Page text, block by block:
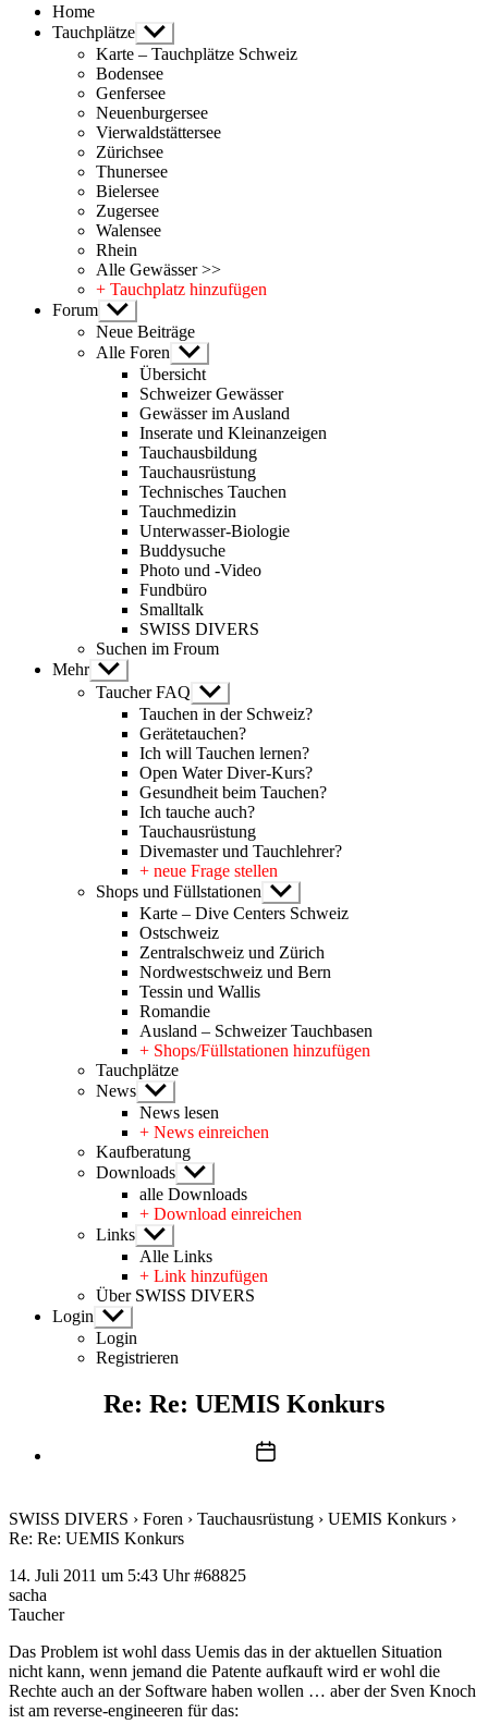
Home
Tauchplätze Untermenü
anzeigen
Karte – Tauchplätze Schweiz
Bodensee
Genfersee
Neuenburgersee
Vierwaldstättersee
Zürichsee
Thunersee
Bielersee
Zugersee
Walensee
Rhein
Alle Gewässer >>
+ Tauchplatz hinzufügen
Forum Untermenü
anzeigen
Neue Beiträge
Alle Foren Untermenü
anzeigen
Übersicht
Schweizer Gewässer
Gewässer im Ausland
Inserate und Kleinanzeigen
Tauchausbildung
Tauchausrüstung
Technisches Tauchen
Tauchmedizin
Unterwasser-Biologie
Buddysuche
Photo und -Video
Fundbüro
Smalltalk
SWISS DIVERS
Suchen im Froum
Mehr Untermenü
anzeigen
Taucher FAQ Untermenü
anzeigen
Tauchen in der Schweiz?
Gerätetauchen?
Ich will Tauchen lernen?
Open Water Diver-Kurs?
Gesundheit beim Tauchen?
Ich tauche auch?
Tauchausrüstung
Divemaster und Tauchlehrer?
+ neue Frage stellen
Shops und Füllstationen Untermenü
anzeigen
Karte – Dive Centers Schweiz
Ostschweiz
Zentralschweiz und Zürich
Nordwestschweiz und Bern
Tessin und Wallis
Romandie
Ausland – Schweizer Tauchbasen
+ Shops/Füllstationen hinzufügen
Tauchplätze
News Untermenü
anzeigen
News lesen
+ News einreichen
Kaufberatung
Downloads Untermenü
anzeigen
alle Downloads
+ Download einreichen
Links Untermenü
anzeigen
Alle Links
+ Link hinzufügen
Über SWISS DIVERS
Login Untermenü
anzeigen
Login
Registrieren
Re: Re: UEMIS Konkurs
Beitragsdatum
SWISS DIVERS › Foren › Tauchausrüstung › UEMIS Konkurs ›
Re: Re: UEMIS Konkurs
14. Juli 2011 um 5:43 Uhr #68825
sacha
Taucher
Das Problem ist wohl dass Uemis das in der aktuellen Situation
nicht kann, wenn jemand die Patente aufkauft wird er wohl die
Rechte auch an der Software haben wollen … aber der Sven Knoch
ist am reverse-engineeren für das: